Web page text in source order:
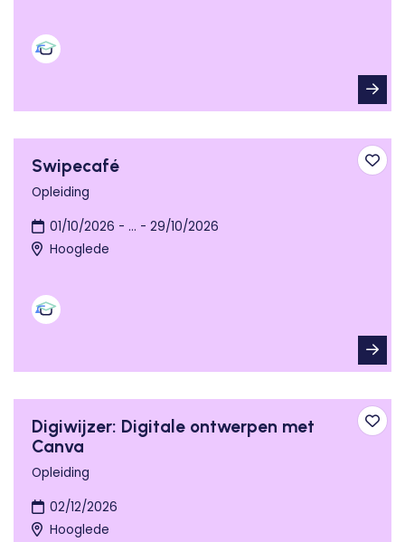
Swipecafé
Opleiding
01/10/2026 - ... - 29/10/2026
Hooglede
Digiwijzer: Digitale ontwerpen met
Canva
Opleiding
02/12/2026
Hooglede